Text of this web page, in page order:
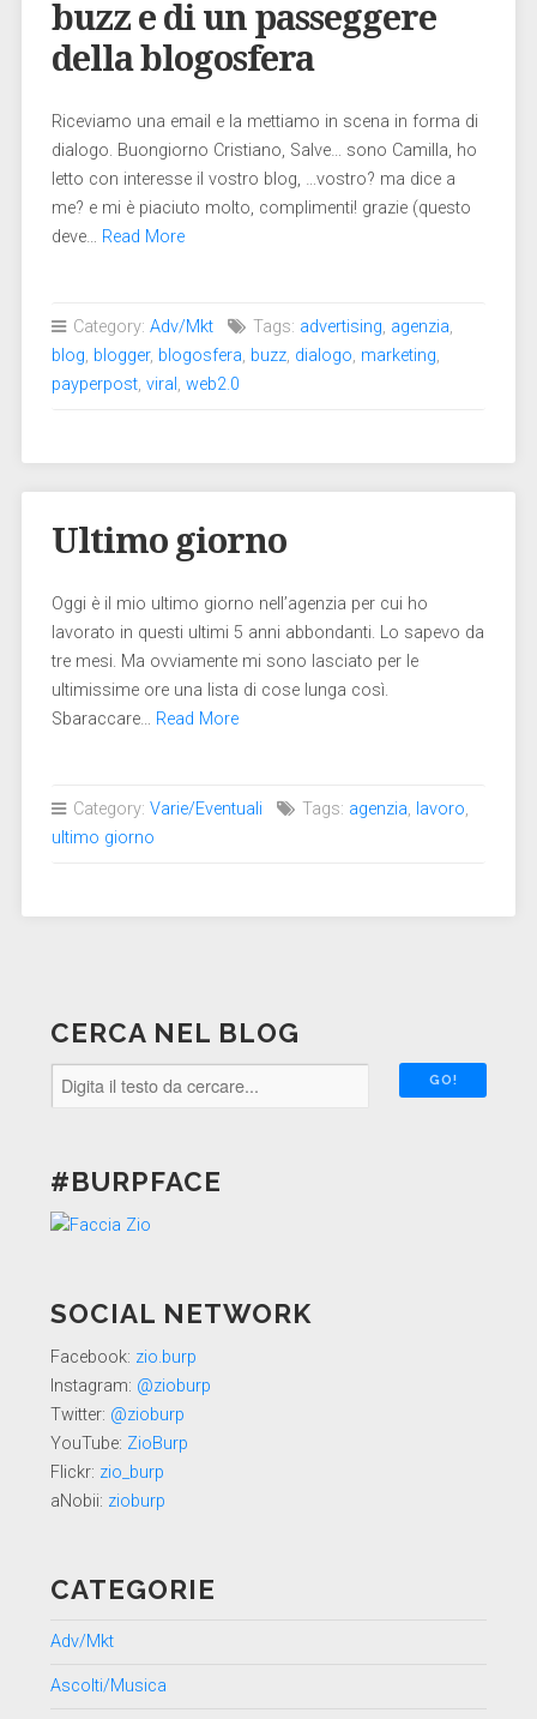
buzz e di un passeggere
della blogosfera
Riceviamo una email e la mettiamo in scena in forma di
dialogo. Buongiorno Cristiano, Salve… sono Camilla, ho
letto con interesse il vostro blog, …vostro? ma dice a
me? e mi è piaciuto molto, complimenti! grazie (questo
deve… Read More
Category: Adv/Mkt Tags: advertising, agenzia,
blog, blogger, blogosfera, buzz, dialogo, marketing,
payperpost, viral , web2.0
Ultimo giorno
Oggi è il mio ultimo giorno nell’agenzia per cui ho
lavorato in questi ultimi 5 anni abbondanti. Lo sapevo da
tre mesi. Ma ovviamente mi sono lasciato per le
ultimissime ore una lista di cose lunga così.
Sbaraccare… Read More
Category: Varie/Eventuali Tags: agenzia, lavoro,
ultimo giorno
CERCA NEL BLOG
#BURPFACE
SOCIAL NETWORK
Facebook: zio.burp
Instagram: @zioburp
Twitter: @zioburp
YouTube: ZioBurp
Flickr: zio_burp
aNobii: zioburp
CATEGORIE
Adv/Mkt
Ascolti/Musica